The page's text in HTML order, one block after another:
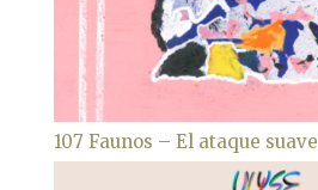
107 Faunos – El ataque suave